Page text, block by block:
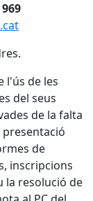
l'ús de les
del seus
de la falta
de
inscripcions
la resolució de